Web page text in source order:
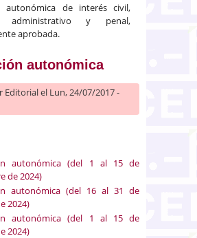
autonómica de interés civil,
administrativo y penal,
aprobada.
autonómica
Editorialel Lun, 24/07/2017 -
autonómica (del 1 al 15 de
de 2024)
autonómica (del 16 al 31 de
2024)
autonómica (del 1 al 15 de
2024)